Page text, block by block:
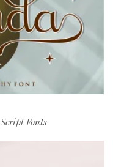
Script Fonts